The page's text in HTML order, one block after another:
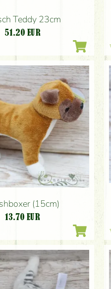
Teddy 23cm
51.20 EUR
(15cm)
13.70 EUR